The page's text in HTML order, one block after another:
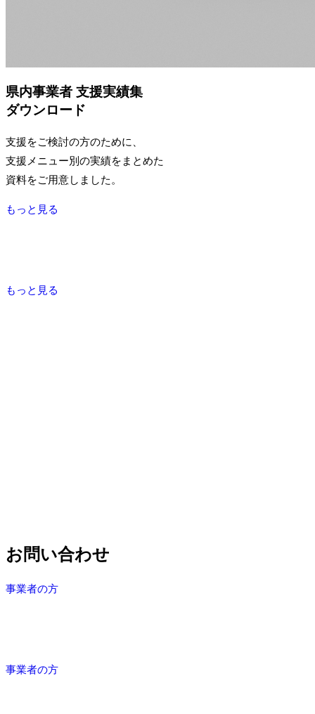
県内事業者 支援実績集
ダウンロード
支援をご検討の方のために、
支援メニュー別の実績をまとめた
資料をご用意しました。
もっと見る
もっと見る
お問い合わせ
事業者の方
事業者の方